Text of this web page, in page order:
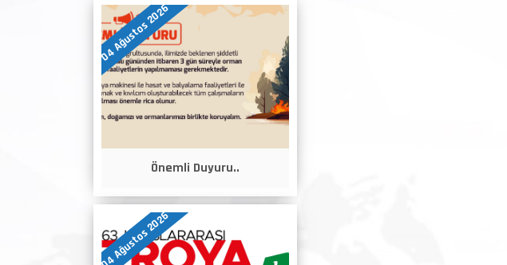
04 Ağustos 2026
Önemli Duyuru..
04 Ağustos 2026